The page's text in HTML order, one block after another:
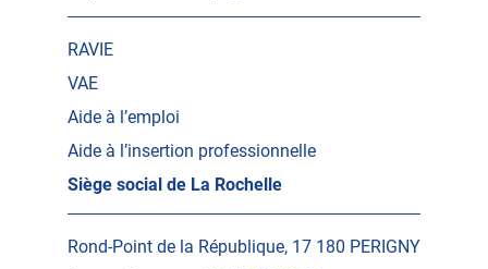
RAVIE
VAE
Aide à l’emploi
Aide à l’insertion professionnelle
Siège social de La Rochelle
Rond-Point de la République, 17 180 PERIGNY